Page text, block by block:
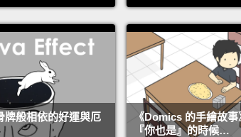
we get even more in-between shades,
yellow-green. All together, they form
wheel. You can probably see where it
讓我們從頭開始－－從基礎的基礎開始－
課程。還記得在學校學到的三原色和三間
色彩理論有一些認識了。紅色加黃色變成
牌般相依的好運與厄
《Domics 的手繪故
『你也是』的時候…